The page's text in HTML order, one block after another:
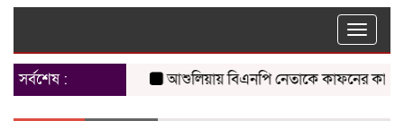
Toggle
সর্বশেষ :
আশুলিয়ায় বিএনপি নেতাকে কাফনের কাপড়